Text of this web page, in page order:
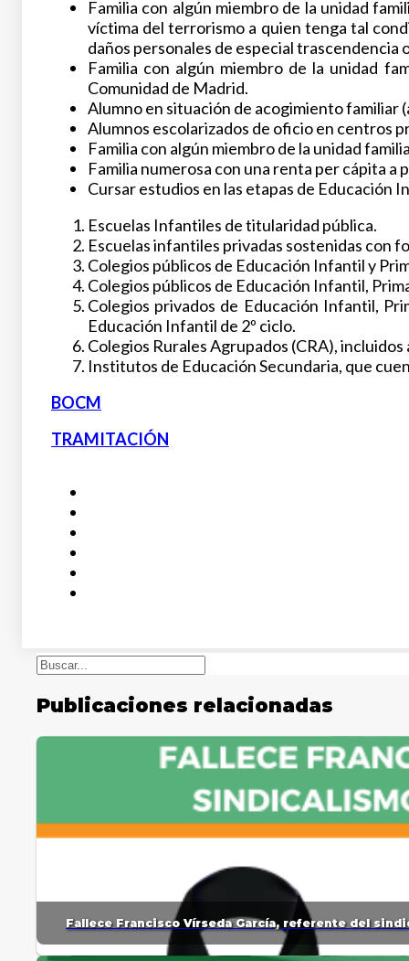
Familia con algún miembro de la unidad
víctima del terrorismo a quien tenga tal
daños personales de especial
Familia con algún miembro de la unidad
Comunidad de Madrid.
Alumno en situación de acogimiento
Alumnos escolarizados de oficio en centros
Familia con algún miembro de la unidad
Familia numerosa con una renta per cápita
Cursar estudios en las etapas de Educación
Escuelas Infantiles de titularidad pública.
Escuelas infantiles privadas sostenidas con
Colegios públicos de Educación Infantil y
Colegios públicos de Educación Infantil,
Colegios privados de Educación Infantil,
Educación Infantil de 2º ciclo.
Colegios Rurales Agrupados (CRA),
Institutos de Educación Secundaria, que
BOCM
TRAMITACIÓN
Buscar
Publicaciones relacionadas
Fallece Francisco Vírseda García, referente del